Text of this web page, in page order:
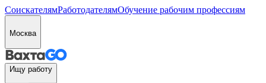
СоискателямРаботодателямОбучение рабочим профессиям
Москва
Ищу работу